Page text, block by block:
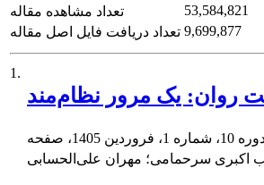
تعداد مشاهده مقاله
53,584,821
تعداد دریافت فایل اصل مقاله 9,699,877
1.
روان: یک مرور نظام‌مند
اکبری سرحمامی؛ مهران علی‌الحسابی